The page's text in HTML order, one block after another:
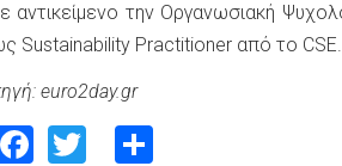
αντικείμενο την Οργανωσιακή
Sustainability Practitioner από το CSE.
euro2day.gr
Facebook
Twitter